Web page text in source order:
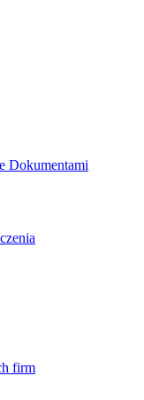
Dokumentami
firm